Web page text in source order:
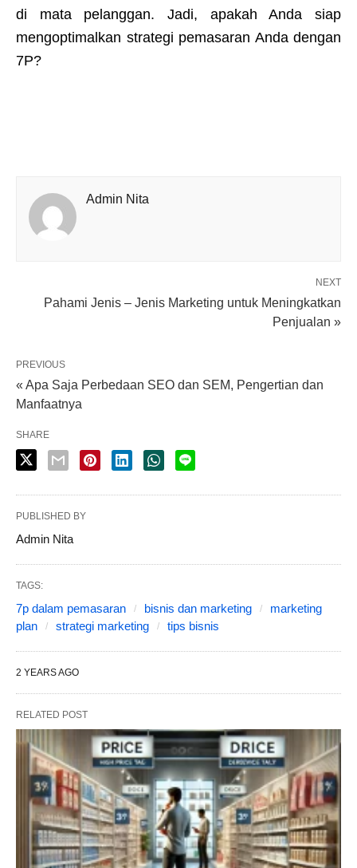
di mata pelanggan. Jadi, apakah Anda siap
mengoptimalkan strategi pemasaran Anda dengan
7P?
Admin Nita
NEXT
Pahami Jenis – Jenis Marketing untuk Meningkatkan
Penjualan »
PREVIOUS
« Apa Saja Perbedaan SEO dan SEM, Pengertian dan
Manfaatnya
SHARE
PUBLISHED BY
Admin Nita
TAGS:
7p dalam pemasaran bisnis dan marketing
marketing
plan
strategi marketing tips bisnis
2 YEARS AGO
RELATED POST